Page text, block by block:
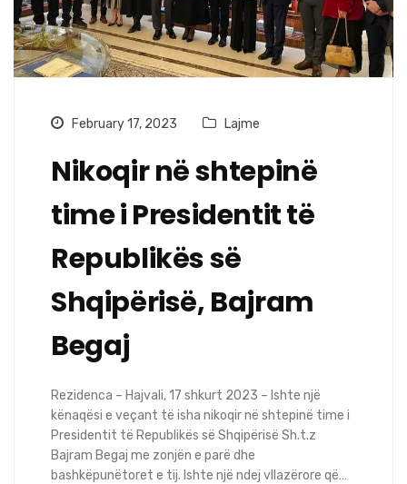
February 17, 2023 Lajme
Nikoqir në shtepinë
time i Presidentit të
Republikës së
Shqipërisë, Bajram
Begaj
Rezidenca – Hajvali, 17 shkurt 2023 – Ishte një
kënaqësi e veçant të isha nikoqir në shtepinë time i
Presidentit të Republikës së Shqipërisë Sh.t.z
Bajram Begaj me zonjën e parë dhe
bashkëpunëtoret e tij. Ishte një ndej vllazërore që…